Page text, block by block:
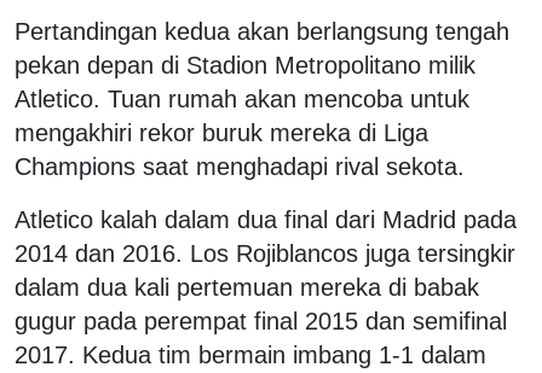
Pertandingan kedua akan berlangsung tengah
pekan depan di Stadion Metropolitano milik
Atletico. Tuan rumah akan mencoba untuk
mengakhiri rekor buruk mereka di Liga
Champions saat menghadapi rival sekota.
Atletico kalah dalam dua final dari Madrid pada
2014 dan 2016. Los Rojiblancos juga tersingkir
dalam dua kali pertemuan mereka di babak
gugur pada perempat final 2015 dan semifinal
2017. Kedua tim bermain imbang 1-1 dalam